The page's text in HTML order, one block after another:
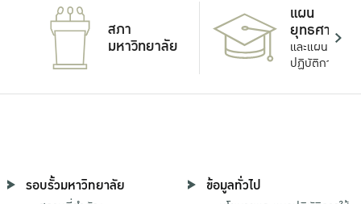
สภา
มหาวิทยาลัย
แผน
ยุทธศาสตร์
และแผน
ปฏิบัติการ
รอบรั้วมหาวิทยาลัย ข้อมูลทั่วไป